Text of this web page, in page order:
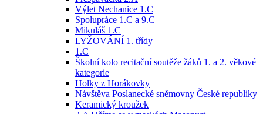
Výlet Nechanice 1.C
Spolupráce 1.C a 9.C
Mikuláš 1.C
LYŽOVÁNÍ 1. třídy
1.C
Školní kolo recitační soutěže žáků 1. a 2. věkové
kategorie
Holky z Horákovky
Návštěva Poslanecké sněmovny České republiky
Keramický kroužek